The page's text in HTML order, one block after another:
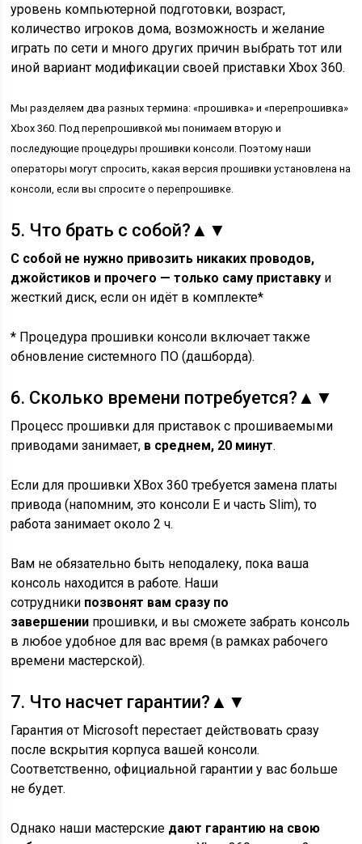
уровень компьютерной подготовки, возраст,
количество игроков дома, возможность и желание
играть по сети и много других причин выбрать тот или
иной вариант модификации своей приставки Xbox 360.
Мы разделяем два разных термина: «прошивка» и «перепрошивка»
Xbox 360. Под перепрошивкой мы понимаем вторую и
последующие процедуры прошивки консоли. Поэтому наши
операторы могут спросить, какая версия прошивки установлена на
консоли, если вы спросите о перепрошивке.
5. Что брать с собой? ▲ ▼
С собой не нужно привозить никаких проводов,
джойстиков и прочего — только саму приставку и
жесткий диск, если он идёт в комплекте*
* Процедура прошивки консоли включает также
обновление системного ПО (дашборда).
6. Сколько времени потребуется? ▲ ▼
Процесс прошивки для приставок с прошиваемыми
приводами занимает, в среднем, 20 минут.
Если для прошивки XBox 360 требуется замена платы
привода (напомним, это консоли E и часть Slim), то
работа занимает около 2 ч.
Вам не обязательно быть неподалеку, пока ваша
консоль находится в работе. Наши
сотрудники позвонят вам сразу по
завершении прошивки, и вы сможете забрать консоль
в любое удобное для вас время (в рамках рабочего
времени мастерской).
7. Что насчет гарантии? ▲ ▼
Гарантия от Microsoft перестает действовать сразу
после вскрытия корпуса вашей консоли.
Соответственно, официальной гарантии у вас больше
не будет.
Однако наши мастерские дают гарантию на свою